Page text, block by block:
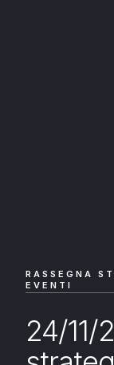
RASSEGNA
EVENTI
24/11/